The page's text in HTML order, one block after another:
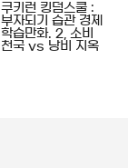
쿠키런 킹덤스쿨 :
부자되기 습관 경제
학습만화. 2, 소비
천국 vs 낭비 지옥